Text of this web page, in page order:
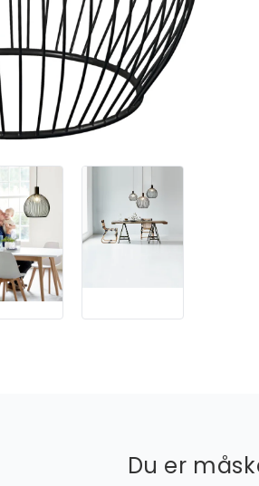
anmeldelser Prismatch - Vi
Du er